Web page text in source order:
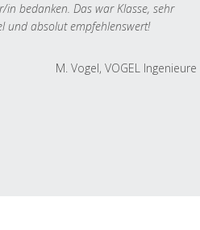
in bedanken. Das war Klasse, sehr
und absolut empfehlenswert!
M. Vogel, VOGEL Ingenieure